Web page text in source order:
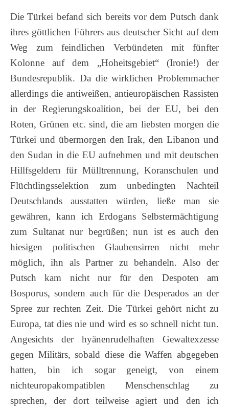
Die Türkei befand sich bereits vor dem Putsch dank
ihres göttlichen Führers aus deutscher Sicht auf dem
Weg zum feindlichen Verbündeten mit fünfter
Kolonne auf dem „Hoheitsgebiet“ (Ironie!) der
Bundesrepublik. Da die wirklichen Problemmacher
allerdings die antiweißen, antieuropäischen Rassisten
in der Regierungskoalition, bei der EU, bei den
Roten, Grünen etc. sind, die am liebsten morgen die
Türkei und übermorgen den Irak, den Libanon und
den Sudan in die EU aufnehmen und mit deutschen
Hillfsgeldern für Mülltrennung, Koranschulen und
Flüchtlingsselektion zum unbedingten Nachteil
Deutschlands ausstatten würden, ließe man sie
gewähren, kann ich Erdogans Selbstermächtigung
zum Sultanat nur begrüßen; nun ist es auch den
hiesigen politischen Glaubensirren nicht mehr
möglich, ihn als Partner zu behandeln. Also der
Putsch kam nicht nur für den Despoten am
Bosporus, sondern auch für die Desperados an der
Spree zur rechten Zeit. Die Türkei gehört nicht zu
Europa, tat dies nie und wird es so schnell nicht tun.
Angesichts der hyänenrudelhaften Gewaltexzesse
gegen Militärs, sobald diese die Waffen abgegeben
hatten, bin ich sogar geneigt, von einem
nichteuropakompatiblen Menschenschlag zu
sprechen, der dort teilweise agiert und den ich